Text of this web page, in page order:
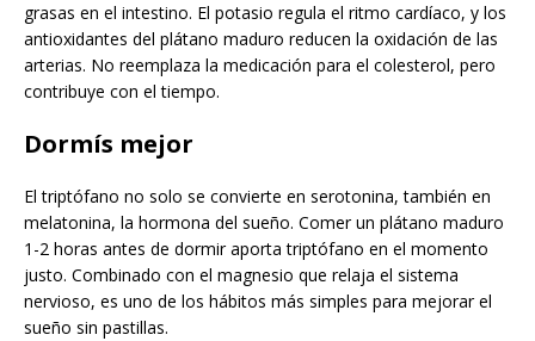
grasas en el intestino. El potasio regula el ritmo cardíaco, y los
antioxidantes del plátano maduro reducen la oxidación de las
arterias. No reemplaza la medicación para el colesterol, pero
contribuye con el tiempo.
Dormís mejor
El triptófano no solo se convierte en serotonina, también en
melatonina, la hormona del sueño. Comer un plátano maduro
1-2 horas antes de dormir aporta triptófano en el momento
justo. Combinado con el magnesio que relaja el sistema
nervioso, es uno de los hábitos más simples para mejorar el
sueño sin pastillas.